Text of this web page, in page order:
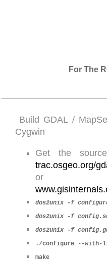
For The
Build GDAL /
Cygwin
Get the
trac.osgeo.org/
or
dos2unix -f
dos2unix -f
dos2unix -f
./configure --with-
make